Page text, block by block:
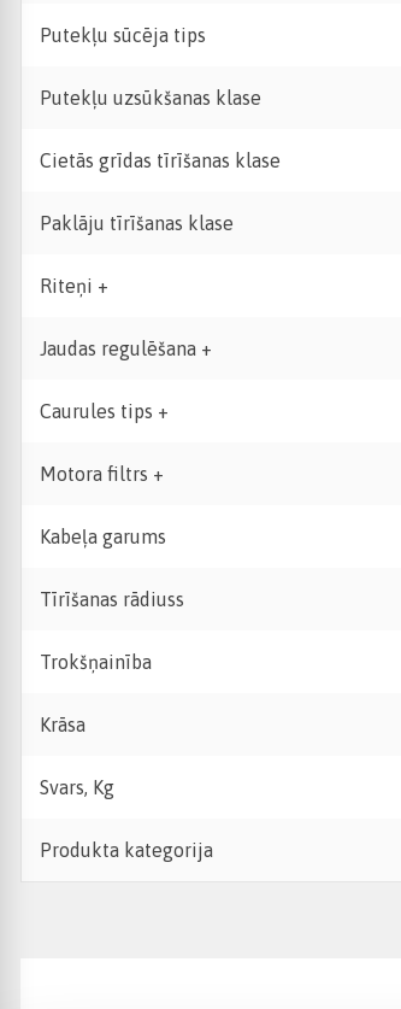
Putekļu sūcēja tips
Putekļu uzsūkšanas klase
Cietās grīdas tīrīšanas klase
Paklāju tīrīšanas klase
Riteņi +
Jaudas regulēšana +
Caurules tips +
Motora filtrs +
Kabeļa garums
Tīrīšanas rādiuss
Trokšņainība
Krāsa
Svars, Kg
Produkta kategorija